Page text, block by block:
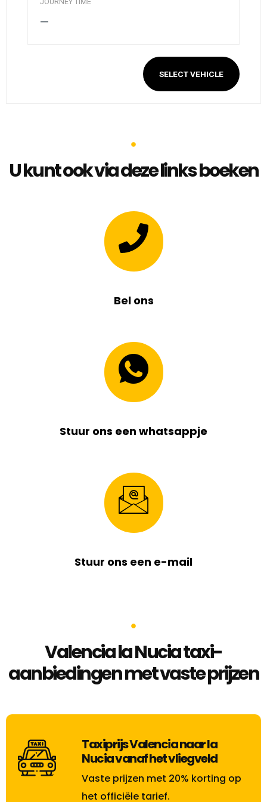
—
SELECT VEHICLE
U kunt ook via deze links boeken
Bel ons
Stuur ons een whatsappje
Stuur ons een e-mail
Valencia la Nucia taxi-
aanbiedingen met vaste prijzen
Taxiprijs Valencia naar la
Nucia vanaf het vliegveld
Vaste prijzen met 20% korting op
het officiële tarief.